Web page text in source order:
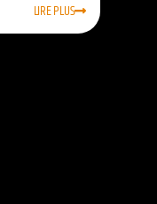
LIRE PLUS